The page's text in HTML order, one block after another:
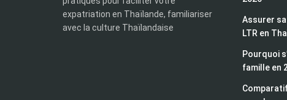
expatriation en Thaïlande, familiariser
avec la culture Thaïlandaise
Assurer
LTR en
Pourquoi
famille en